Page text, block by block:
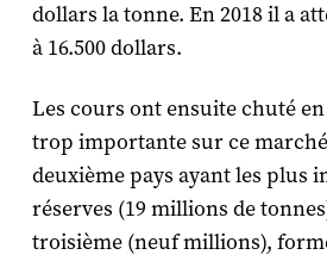
dollars la tonne. En 2018 il a
à 16.500 dollars.
Les cours ont ensuite chuté
trop importante sur ce
deuxième pays ayant les plus
réserves (19 millions de
troisième (neuf millions),